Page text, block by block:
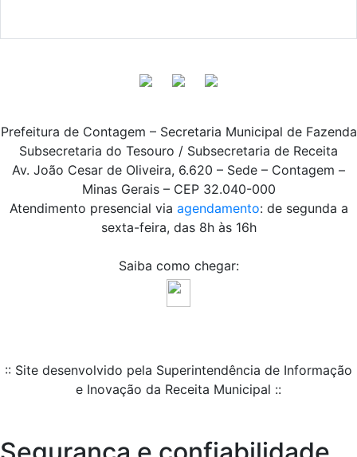
Prefeitura de Contagem – Secretaria Municipal de Fazenda
Subsecretaria do Tesouro / Subsecretaria de Receita
Av. João Cesar de Oliveira, 6.620 – Sede – Contagem –
Minas Gerais – CEP 32.040-000
Atendimento presencial via agendamento: de segunda a
sexta-feira, das 8h às 16h
Saiba como chegar:
:: Site desenvolvido pela Superintendência de Informação
e Inovação da Receita Municipal ::